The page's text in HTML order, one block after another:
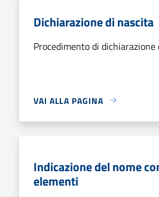
Dichiarazione di nascita
Procedimento di
VAI ALLA PAGINA
Indicazione del nome
elementi